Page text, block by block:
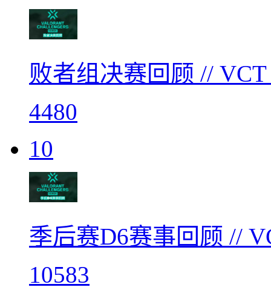
败者组决赛回顾 //
4480
10
季后赛D6赛事回顾 //
10583